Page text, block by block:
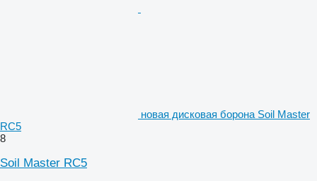
новая дисковая борона Soil Master
RC5
8
Soil Master RC5